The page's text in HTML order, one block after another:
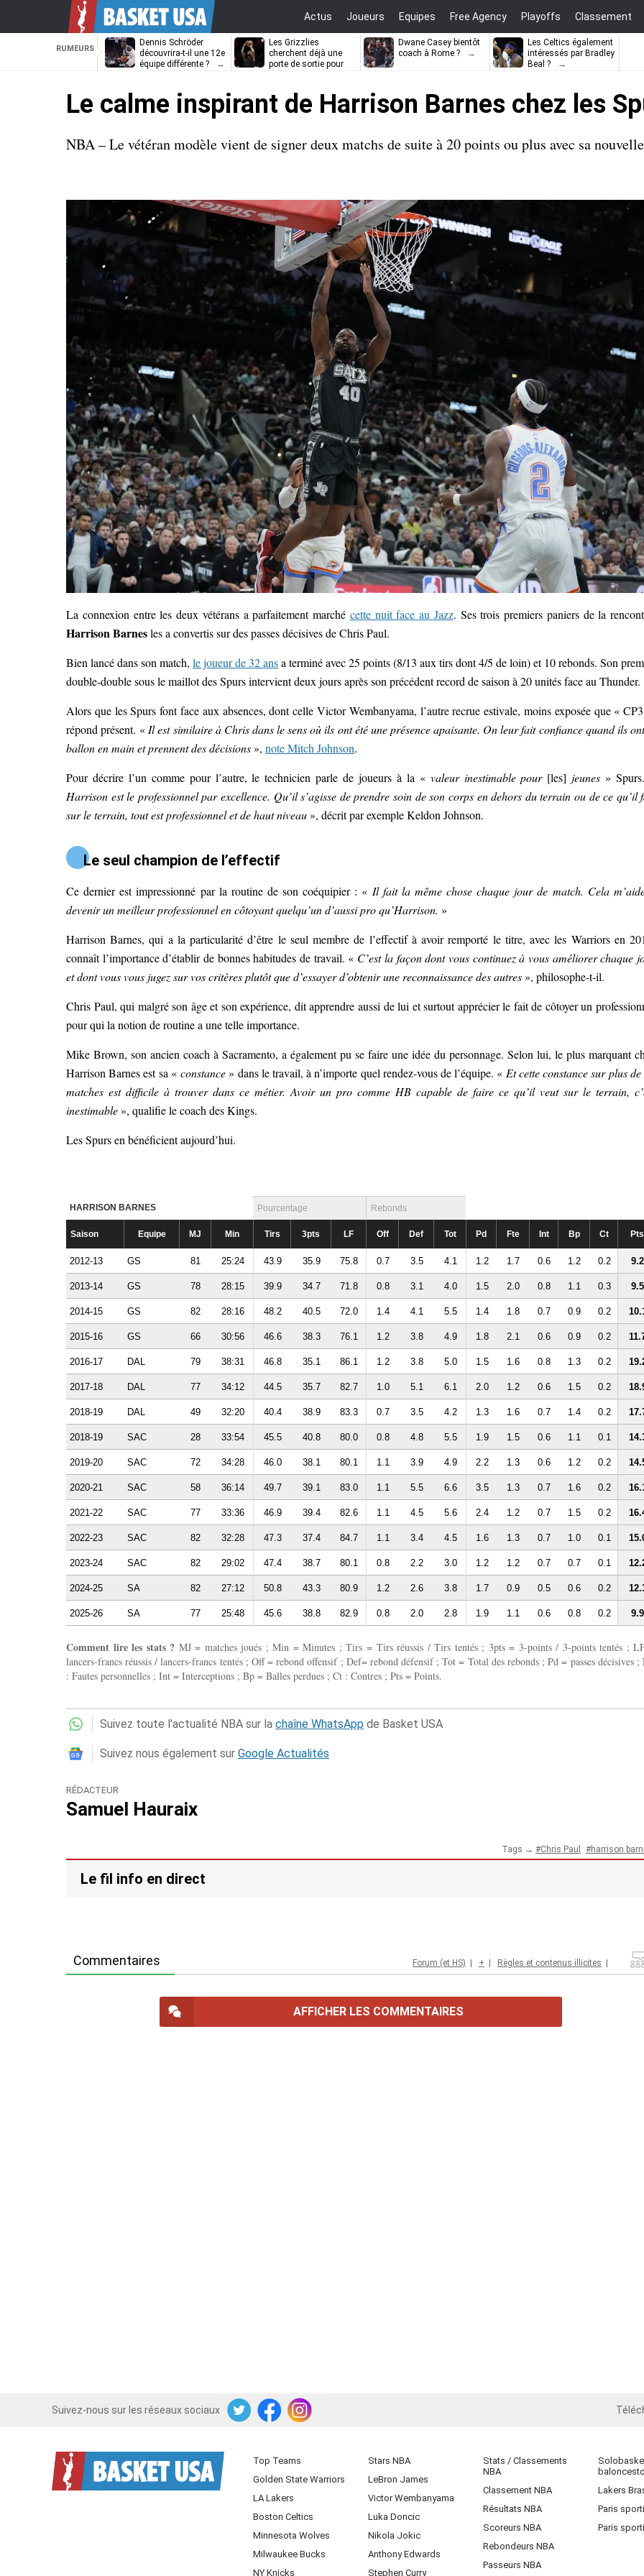
Actus Joueurs Equipes Free Agency Playoffs Classement
RUMEURS
Dennis Schröder
découvrira-t-il une 12e
équipe différente ?
Les Grizzlies
cherchent déjà une
porte de sortie pour
Dwane Casey bientôt
coach à Rome ?
Les Celtics également
intéressés par Bradley
Beal ?
Le calme inspirant de Harrison Barnes chez les
NBA – Le vétéran modèle vient de signer deux matchs de suite à 20 points ou plus avec sa
La connexion entre les deux vétérans a parfaitement marché cette nuit face au Jazz. Ses trois premiers paniers de la
Harrison Barnesles a convertis sur des passes décisives de Chris Paul.
Bien lancé dans son match, le joueur de 32 ansa terminé avec 25 points (8/13 aux tirs dont 4/5 de loin) et 10 rebonds. Son
double-double sous le maillot des Spurs intervient deux jours après son précédent record de saison à 20 unités face au Thunder.
Alors que les Spurs font face aux absences, dont celle Victor Wembanyama, l’autre recrue estivale, moins exposée que «
répond présent. « Il est similaire à Chris dans le sens où ils ont été une présence apaisante. On leur fait confiance quand ils
ballon en main et prennent des décisions», note Mitch Johnson.
Pour décrire l’un comme pour l’autre, le technicien parle de joueurs à la « valeur inestimable pour[les] jeunes »
Harrison est le professionnel par excellence. Qu’il s’agisse de prendre soin de son corps en dehors du terrain ou de ce qu’il
sur le terrain, tout est professionnel et de haut niveau», décrit par exemple Keldon Johnson.
Le seul champion de l’effectif
Ce dernier est impressionné par la routine de son coéquipier : « Il fait la même chose chaque jour de match. Cela
devenir un meilleur professionnel en côtoyant quelqu’un d’aussi pro qu’Harrison. »
Harrison Barnes, qui a la particularité d’être le seul membre de l’effectif à avoir remporté le titre, avec les Warriors en
connaît l’importance d’établir de bonnes habitudes de travail. « C’est la façon dont vous continuez à vous améliorer chaque
et dont vous vous jugez sur vos critères plutôt que d’essayer d’obtenir une reconnaissance des autres», philosophe-t-il.
Chris Paul, qui malgré son âge et son expérience, dit apprendre aussi de lui et surtout apprécier le fait de côtoyer un
pour qui la notion de routine a une telle importance.
Mike Brown, son ancien coach à Sacramento, a également pu se faire une idée du personnage. Selon lui, le plus marquant
Harrison Barnes est sa «constance» dans le travail, à n’importe quel rendez-vous de l’équipe. « Et cette constance sur plus
matches est difficile à trouver dans ce métier. Avoir un pro comme HB capable de faire ce qu’il veut sur le terrain,
inestimable», qualifie le coach des Kings.
Les Spurs en bénéficient aujourd’hui.
HARRISON BARNES Pourcentage Rebonds
Saison Equipe MJ Min Tirs 3pts LF Off Def Tot Pd Fte Int Bp Ct Pts
2012-13 GS 81 25:24 43.9 35.9 75.8 0.7 3.5 4.1 1.2 1.7 0.6 1.2 0.2 9.2
2013-14 GS 78 28:15 39.9 34.7 71.8 0.8 3.1 4.0 1.5 2.0 0.8 1.1 0.3 9.5
2014-15 GS 82 28:16 48.2 40.5 72.0 1.4 4.1 5.5 1.4 1.8 0.7 0.9 0.2
2015-16 GS 66 30:56 46.6 38.3 76.1 1.2 3.8 4.9 1.8 2.1 0.6 0.9 0.2
2016-17 DAL 79 38:31 46.8 35.1 86.1 1.2 3.8 5.0 1.5 1.6 0.8 1.3 0.2
2017-18 DAL 77 34:12 44.5 35.7 82.7 1.0 5.1 6.1 2.0 1.2 0.6 1.5 0.2
2018-19 DAL 49 32:20 40.4 38.9 83.3 0.7 3.5 4.2 1.3 1.6 0.7 1.4 0.2
2018-19 SAC 28 33:54 45.5 40.8 80.0 0.8 4.8 5.5 1.9 1.5 0.6 1.1 0.1
2019-20 SAC 72 34:28 46.0 38.1 80.1 1.1 3.9 4.9 2.2 1.3 0.6 1.2 0.2
2020-21 SAC 58 36:14 49.7 39.1 83.0 1.1 5.5 6.6 3.5 1.3 0.7 1.6 0.2
2021-22 SAC 77 33:36 46.9 39.4 82.6 1.1 4.5 5.6 2.4 1.2 0.7 1.5 0.2
2022-23 SAC 82 32:28 47.3 37.4 84.7 1.1 3.4 4.5 1.6 1.3 0.7 1.0 0.1
2023-24 SAC 82 29:02 47.4 38.7 80.1 0.8 2.2 3.0 1.2 1.2 0.7 0.7 0.1
2024-25 SA 82 27:12 50.8 43.3 80.9 1.2 2.6 3.8 1.7 0.9 0.5 0.6 0.2
2025-26 SA 77 25:48 45.6 38.8 82.9 0.8 2.0 2.8 1.9 1.1 0.6 0.8 0.2 9.9
Comment lire les stats ? MJ = matches joués ; Min = Minutes ; Tirs = Tirs réussis / Tirs tentés ; 3pts = 3-points / 3-points tentés ;
lancers-francs réussis / lancers-francs tentés ; Off = rebond offensif ; Def= rebond défensif ; Tot = Total des rebonds ; Pd = passes décisives ;
: Fautes personnelles ; Int = Interceptions ; Bp = Balles perdues ; Ct : Contres ; Pts = Points.
Suivez toute l'actualité NBA sur la chaîne WhatsApp de Basket USA
Suivez nous également sur Google Actualités
RÉDACTEUR
Samuel Hauraix
Tags → Chris Paul harrison
Le fil info en direct
Commentaires Forum (et HS) | + | Règles et contenus illicites |
AFFICHER LES COMMENTAIRES
Suivez-nous sur les réseaux sociaux
TwitterFacebookInstagram iOS
Top Teams
Golden State Warriors
LA Lakers
Boston Celtics
Minnesota Wolves
Milwaukee Bucks
NY Knicks
Stars NBA
LeBron James
Victor Wembanyama
Luka Doncic
Nikola Jokic
Anthony Edwards
Stephen Curry
Stats / Classements
NBA
Classement NBA
Résultats NBA
Scoreurs NBA
Rebondeurs NBA
Passeurs NBA
baloncesto
Lakers
Paris
Paris